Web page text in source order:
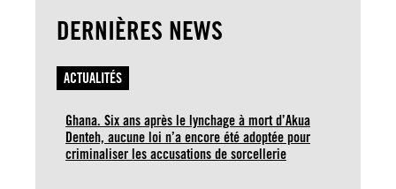
DERNIÈRES NEWS
ACTUALITÉS
Ghana. Six ans après le lynchage à mort d’Akua
Denteh, aucune loi n’a encore été adoptée pour
criminaliser les accusations de sorcellerie